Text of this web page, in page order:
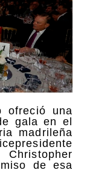
ofreció una
gala en el
madrileña
de esa